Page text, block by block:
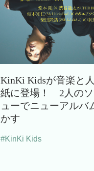
KinKi Kidsが音楽と
紙に登場！ 2人の
ューでニューアルバ
かす
#KinKi Kids